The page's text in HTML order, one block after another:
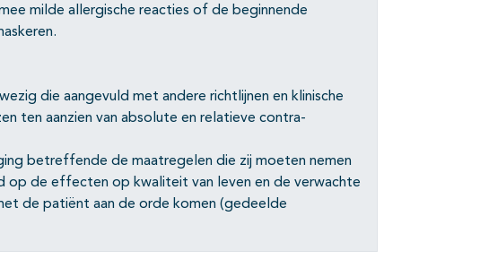
milde allergische reacties of de beginnende
die aangevuld met andere richtlijnen en klinische
ten aanzien van absolute en relatieve contra-
betreffende de maatregelen die zij moeten nemen
op de effecten op kwaliteit van leven en de verwachte
de patiënt aan de orde komen (gedeelde